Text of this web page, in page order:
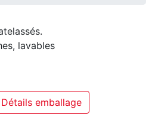
lavables
Détails emballage